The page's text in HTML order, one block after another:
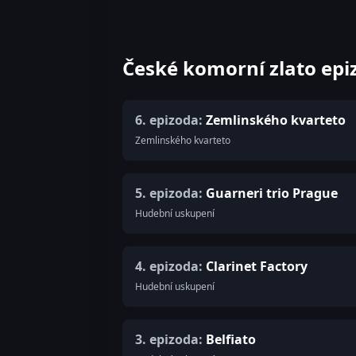
České komorní zlato
6. epizoda: Zemlinského kvarteto
Zemlinského kvarteto
5. epizoda: Guarneri trio Prague
Hudební uskupení
4. epizoda: Clarinet Factory
Hudební uskupení
3. epizoda: Belfiato